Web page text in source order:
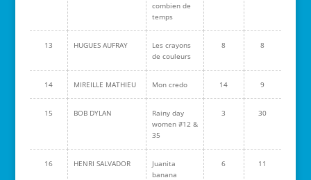
combien de
temps
13 HUGUES AUFRAY
Les crayons
de couleurs
8 8
14 MIREILLE MATHIEU Mon credo 14 9
15 BOB DYLAN
Rainy day
women #12 &
35
3 30
16 HENRI SALVADOR
Juanita
banana
6 11